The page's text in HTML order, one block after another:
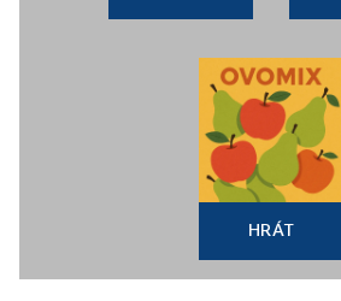
HRÁT